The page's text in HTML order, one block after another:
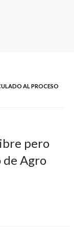
AL PROCESO
pero
de Agro